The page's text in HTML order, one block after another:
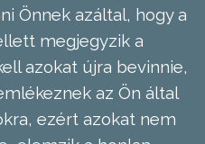
Önnek azáltal, hogy a
megjegyzik a
azokat újra bevinnie,
az Ön által
ezért azokat nem